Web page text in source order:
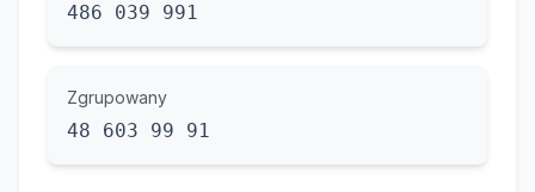
486 039 991
Zgrupowany
48 603 99 91